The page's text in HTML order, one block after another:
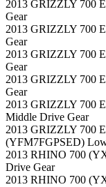
2013 GRIZZLY 700
Gear
2013 GRIZZLY 700
Gear
2013 GRIZZLY 700
Gear
2013 GRIZZLY 700
Gear
2013 GRIZZLY 700
Middle Drive Gear
2013 GRIZZLY 700
(YFM7FGPSED)
2013 RHINO 700
Drive Gear
2013 RHINO 700